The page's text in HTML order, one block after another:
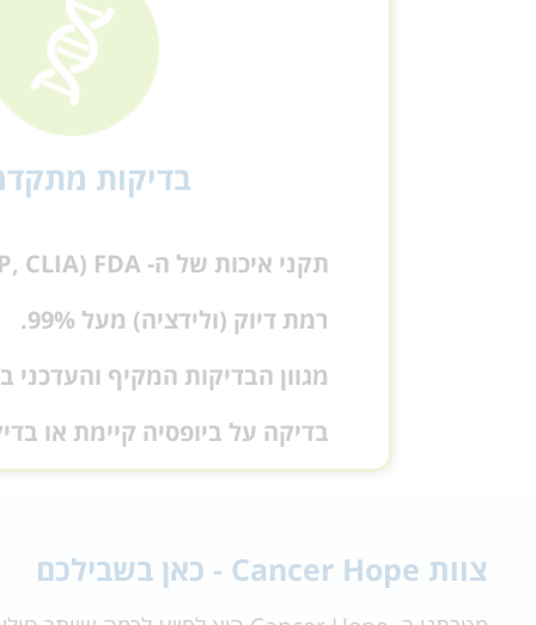
בדיקות
תקני איכות של ה- CAP, CLIA) FDA).
רמת דיוק (ולידציה) מעל 99%.
מגוון הבדיקות המקיף והעדכני
בדיקה על ביופסיה קיימת או
צוות Cancer Hope - כאן בשבילכם